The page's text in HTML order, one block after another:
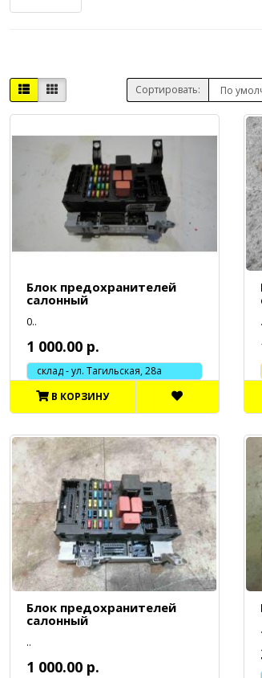
Сортировать:
Блок предохранителей
салонный
0..
1 000.00 р.
склад - ул. Тагильская, 28а
В КОРЗИНУ
Блок предохранителей
салонный
..
1 000.00 р.